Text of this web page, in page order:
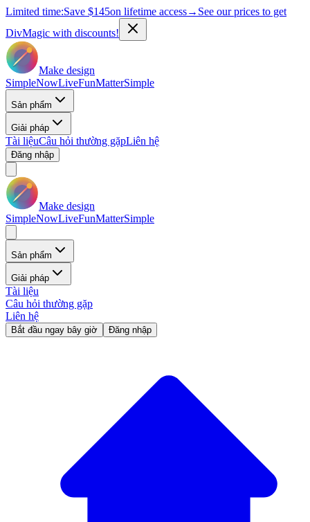
Limited time:Save $145on lifetime access→ See our prices to get
DivMagic with discounts!
Make design
SimpleNowLiveFunMatterSimple
Sản phẩm
Giải pháp
Tài liệuCâu hỏi thường gặpLiên hệ
Đăng nhập
Make design
SimpleNowLiveFunMatterSimple
Sản phẩm
Giải pháp
Tài liệu
Câu hỏi thường gặp
Liên hệ
Bắt đầu ngay bây giờ Đăng nhập